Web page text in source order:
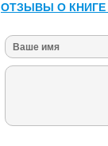
ОТЗЫВЫ О КНИГЕ